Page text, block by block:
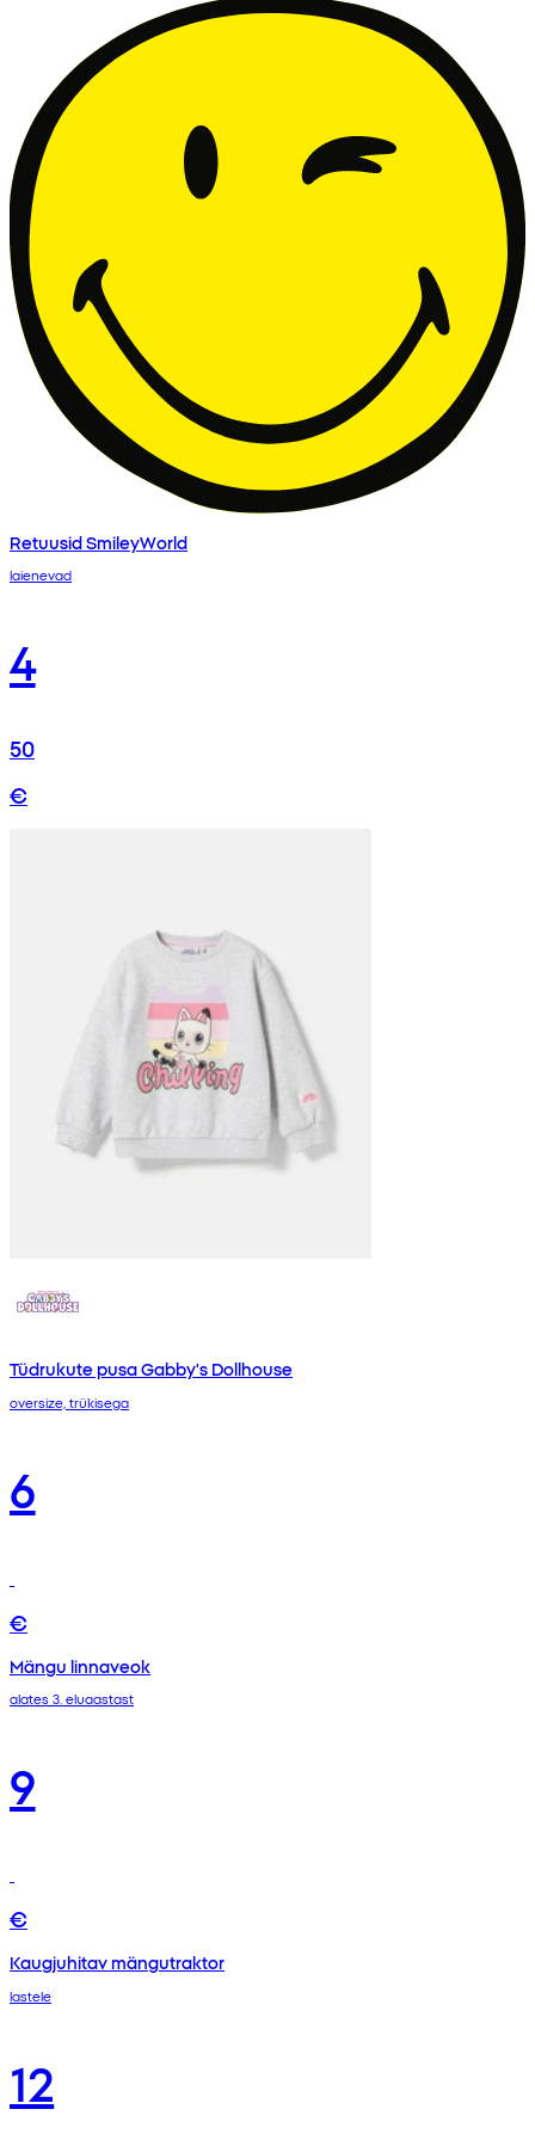
Retuusid SmileyWorld
laienevad
4
50
€
Tüdrukute pusa Gabby's Dollhouse
oversize, trükisega
6
€
Mängu linnaveok
alates 3. eluaastast
9
€
Kaugjuhitav mängutraktor
lastele
12